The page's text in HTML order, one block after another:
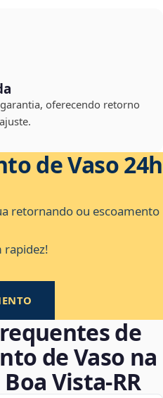
oferecendo retorno
de Vaso 24h
retornando ou escoamento
rapidez!
de
de Vaso na
Vista‑RR